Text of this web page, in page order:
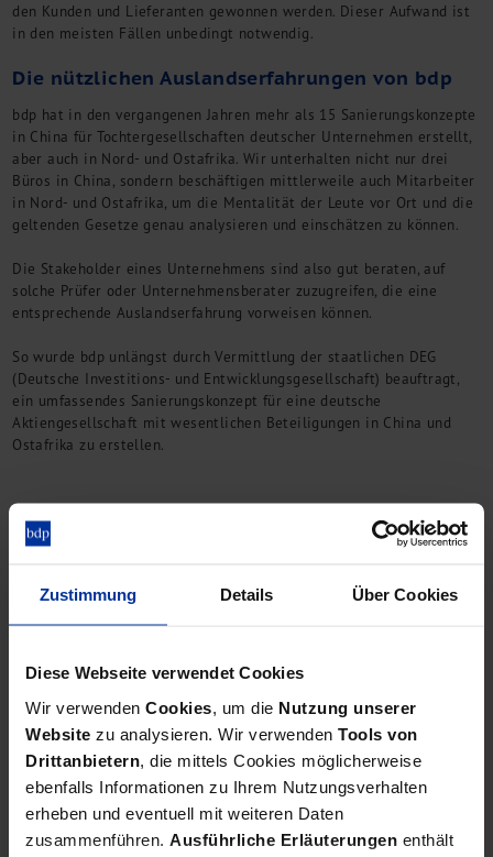
Zustimmung Details Über Cookies
Diese Webseite verwendet Cookies
Wir verwenden Cookies , um die Nutzung unserer
Website zu analysieren. Wir verwenden Tools von
Drittanbietern , die mittels Cookies möglicherweise
ebenfalls Informationen zu Ihrem Nutzungsverhalten
erheben und eventuell mit weiteren Daten
zusammenführen. Ausführliche Erläuterungen enthält
den Kunden und Lieferanten gewonnen werden. Dieser Aufwand ist
in den meisten Fällen unbedingt notwendig.
Die nützlichen Auslandserfahrungen von bdp
bdp hat in den vergangenen Jahren mehr als 15 Sanierungskonzepte
in China für Tochtergesellschaften deutscher Unternehmen erstellt,
aber auch in Nord- und Ostafrika. Wir unterhalten nicht nur drei
Büros in China, sondern beschäftigen mittlerweile auch Mitarbeiter
in Nord- und Ostafrika, um die Mentalität der Leute vor Ort und die
geltenden Gesetze genau analysieren und einschätzen zu können.
Die Stakeholder eines Unternehmens sind also gut beraten, auf
solche Prüfer oder Unternehmensberater zuzugreifen, die eine
entsprechende Auslandserfahrung vorweisen können.
So wurde bdp unlängst durch Vermittlung der staatlichen DEG
(Deutsche Investitions- und Entwicklungsgesellschaft) beauftragt,
ein umfassendes Sanierungskonzept für eine deutsche
Aktiengesellschaft mit wesentlichen Beteiligungen in China und
Ostafrika zu erstellen.
Quelle:
Turnaround Management
Pflichten des Geschäftsführers in der
Häufig fehlen gerade in kleinen und mittleren Unternehmen
geeignete Instrumente bzw. auch die Manpower, um der Pflicht zur
Krisenfrüherkennung nachzukommen.